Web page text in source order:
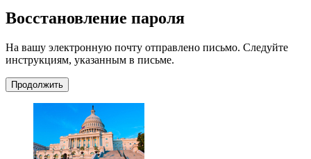
Восстановление пароля
На вашу электронную почту отправлено письмо. Следуйте
инструкциям, указанным в письме.
Продолжить